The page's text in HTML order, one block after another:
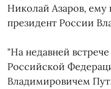
Николай Азаров, ему
президент России
"На недавней
Российской
Владимировичем